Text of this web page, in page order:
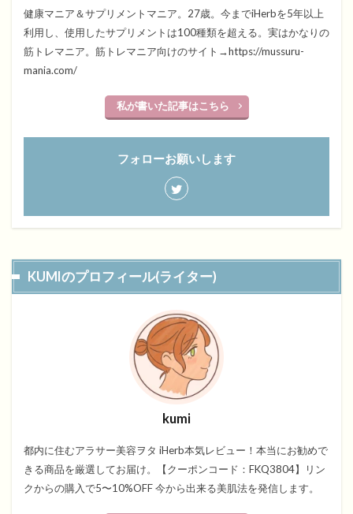
健康マニア＆サプリメントマニア。27歳。今までiHerbを5年以上
利用し、使用したサプリメントは100種類を超える。実はかなりの
筋トレマニア。筋トレマニア向けのサイト→https://mussuru-
mania.com/
私が書いた記事はこちら
フォローお願いします
KUMIのプロフィール(ライター)
kumi
都内に住むアラサー美容ヲタ iHerb本気レビュー！本当にお勧めで
きる商品を厳選してお届け。【クーポンコード：FKQ3804】リン
クからの購入で5〜10%OFF 今から出来る美肌法を発信します。